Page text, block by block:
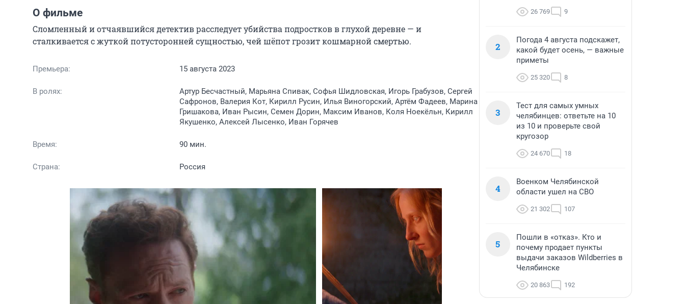
О фильме
Сломленный и отчаявшийся детектив расследует убийства подростков в глухой деревне — и
сталкивается с жуткой потусторонней сущностью, чей шёпот грозит кошмарной смертью.
Премьера: 15 августа 2023
В ролях:
Артур Бесчастный, Марьяна Спивак, Софья Шидловская, Игорь Грабузов, Сергей
Сафронов, Валерия Кот, Кирилл Русин, Илья Виногорский, Артём Фадеев, Марина
Гришакова, Иван Рысин, Семен Дорин, Максим Иванов, Коля Ноекёльн, Кирилл
Якушенко, Алексей Лысенко, Иван Горячев
Время: 90 мин.
Страна: Россия
26 769 9
2
Погода 4 августа подскажет,
какой будет осень, — важные
приметы
25 320 8
3
Тест для самых умных
челябинцев: ответьте на 10
из 10 и проверьте свой
кругозор
24 670 18
4
Военком Челябинской
области ушел на СВО
21 302 107
5
Пошли в «отказ». Кто и
почему продает пункты
выдачи заказов Wildberries в
Челябинске
20 863 192